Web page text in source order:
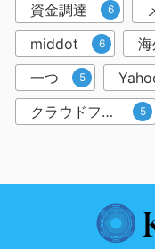
資金調達 6
middot 6
一つ 5
クラウドファンディングサービス 5